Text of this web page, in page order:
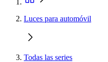
Luces para automóvil
Todas las series